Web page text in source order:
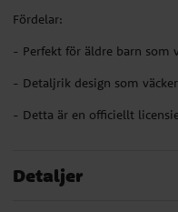
Fördelar:
- Perfekt för äldre barn som
- Detaljrik design som
- Detta är en officiellt
Detaljer